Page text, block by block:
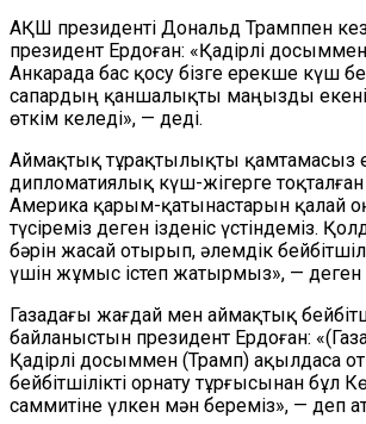
АҚШ президенті Дональд Трамппен
президент Ердоған: «Қадірлі
Анкарада бас қосу бізге ерекше күш
сапардың қаншалықты маңызды
өткім келеді», — деді.
Аймақтық тұрақтылықты қамтамасыз
дипломатиялық күш-жігерге
Америка қарым-қатынастарын қалай
түсіреміз деген ізденіс үстіндеміз.
бәрін жасай отырып, әлемдік
үшін жұмыс істеп жатырмыз», — деген
Газадағы жағдай мен аймақтық
байланыстын президент Ердоған:
Қадірлі досыммен (Трамп) ақылдаса
бейбітшілікті орнату тұрғысынан бұл
саммитіне үлкен мән береміз», — деп